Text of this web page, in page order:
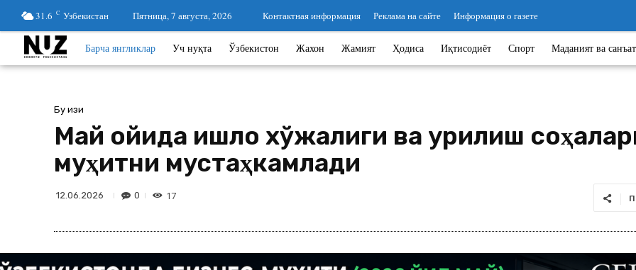
31.6 C Узбекистан Пятница, 7 августа, 2026 Контактная информация Реклама на сайте Информация о газете
Барча янгликлар Уч нуқта Ўзбекистон Жахон Жамият Ҳодиса Иқтисодиёт Спорт Маданият ва санъат
Бу қизиқ
Май ойида қишлоқ хўжалиги ва қурилиш
муҳитни мустаҳкамлади
12.06.2026 0 17